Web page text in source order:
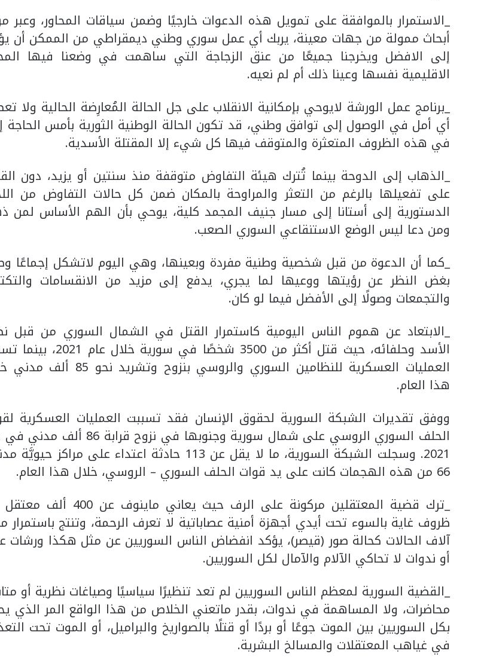
_الاستمرار بالموافقة على تمويل هذه الدعوات خارجيًا وضمن سياقات المحاور، وعبر
أبحاث ممولة من جهات معينة، يربك أي عمل سوري وطني ديمقراطي من الممكن أن
إلى الافضل ويخرجنا جميعًا من عنق الزجاجة التي ساهمت في وضعنا فيها
الاقليمية نفسها وعينا ذلك أم لم نعيه.
_برنامج عمل الورشة لايوحي بإمكانية الانقلاب على جل الحالة المُعارِضة الحالية ولا
أي أمل في الوصول إلى توافق وطني، قد تكون الحالة الوطنية الثورية بأمس الحاجة
في هذه الظروف المتعثرة والمتوقف فيها كل شيء إلا المقتلة الأسدية.
_الذهاب إلى الدوحة بينما تُترك هيئة التفاوض متوقفة منذ سنتين أو يزيد، دون
على تفعيلها بالرغم من التعثر والمراوحة بالمكان ضمن كل حالات التفاوض من
الدستورية إلى أستانا إلى مسار جنيف المجمد كلية، يوحي بأن الهم الأساس لمن
ومن دعا ليس الوضع الاستنقاعي السوري الصعب.
_كما أن الدعوة من قبل شخصية وطنية مفردة وبعينها، وهي اليوم لاتشكل إجماعًا
بغض النظر عن رؤيتها ووعيها لما يجري، يدفع إلى مزيد من الانقسامات
والتجمعات وصولًا إلى الأفضل فيما لو كان.
_الابتعاد عن هموم الناس اليومية كاستمرار القتل في الشمال السوري من قبل
الأسد وحلفائه، حيث قتل أكثر من 3500 شخصًا في سورية خلال
العمليات العسكرية للنظامين السوري والروسي بنزوح وتشريد
هذا العام.
ووفق تقديرات الشبكة السورية لحقوق الإنسان فقد تسببت العمليات العسكرية
الحلف السوري الروسي على شمال سورية وجنوبها في نزوح قرابة
2021. وسجلت الشبكة السورية، ما لا يقل عن 113 حادثة اعتداء على مراكز
66 من هذه الهجمات كانت على يد قوات الحلف السوري – الروسي، خلال هذا العام.
_ترك قضية المعتقلين مركونة على الرف حيث يعاني ماينوف
ظروف غاية بالسوء تحت أيدي أجهزة أمنية عصاباتية لا تعرف الرحمة، وتنتج باستمرار
آلاف الحالات كحالة صور (قيصر)، يؤكد انفضاض الناس السوريين عن مثل هكذا ورشات
أو ندوات لا تحاكي الآلام والآمال لكل السوريين.
_القضية السورية لمعظم الناس السوريين لم تعد تنظيرًا سياسيًا وصياغات نظرية أو
محاضرات، ولا المساهمة في ندوات، بقدر ماتعني الخلاص من هذا الواقع المر الذي
بكل السوريين بين الموت جوعًا أو بردًا أو قتلًا بالصواريخ والبراميل، أو الموت تحت
في غياهب المعتقلات والمسالخ البشرية.